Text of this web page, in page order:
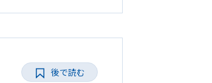
後で読む